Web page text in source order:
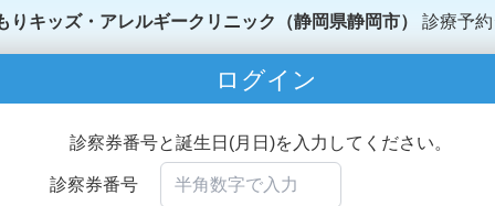
りキッズ・アレルギークリニック（静岡県静岡市） 診療予
ログイン
診察券番号と誕生日(月日)を入力してください。
診察券番号